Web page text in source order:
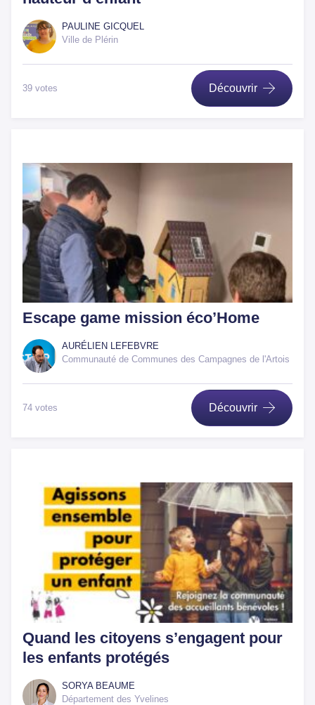
PAULINE GICQUEL
Ville de Plérin
Découvrir
39 votes
Escape game mission éco’Home
AURÉLIEN LEFEBVRE
Communauté de Communes des Campagnes de l'Artois
Découvrir
74 votes
Quand les citoyens s’engagent pour
les enfants protégés
SORYA BEAUME
Département des Yvelines